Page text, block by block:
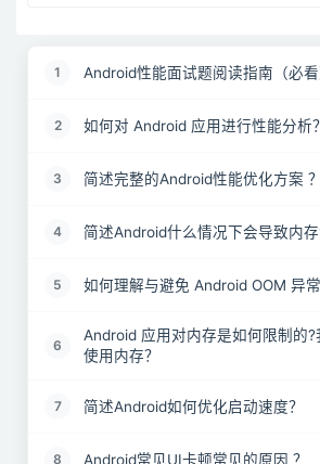
1 Android性能面试题阅读指南（必看
2 如何对 Android 应用进行性能分析？
3 简述完整的Android性能优化方案 ？
4 简述Android什么情况下会导致内存
5 如何理解与避免 Android OOM 异常
6
Android 应用对内存是如何限制的
使用内存？
7 简述Android如何优化启动速度？
8 Android常见UI卡顿常见的原因 ？